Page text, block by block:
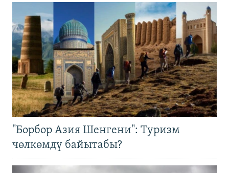
"Борбор Азия Шенгени": Туризм
чөлкөмдү байытабы?